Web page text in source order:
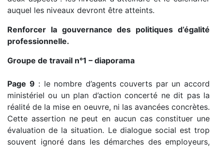
auquel les niveaux devront être atteints.
Renforcer la gouvernance des politiques d’égalité
professionnelle.
Groupe de travail n°1 – diaporama
Page 9 : le nombre d’agents couverts par un accord
ministériel ou un plan d’action concerté ne dit pas la
réalité de la mise en oeuvre, ni las avancées concrètes.
Cette assertion ne peut en aucun cas constituer une
évaluation de la situation. Le dialogue social est trop
souvent ignoré dans les démarches des employeurs,